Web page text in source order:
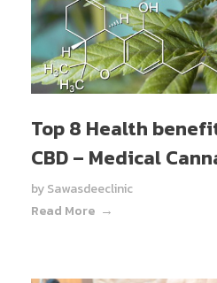
Top 8 Health
CBD – Medical
bySawasdeeclinic
Read More